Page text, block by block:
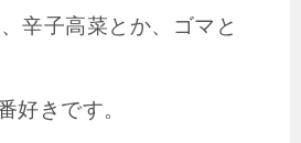
辛子高菜とか、ゴマと
好きです。